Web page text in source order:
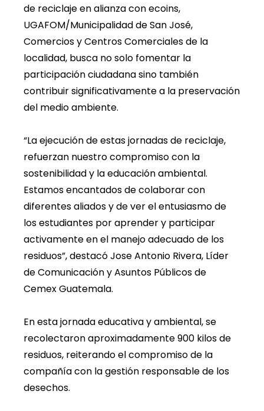
de reciclaje en alianza con ecoins,
UGAFOM/Municipalidad de San José,
Comercios y Centros Comerciales de la
localidad, busca no solo fomentar la
participación ciudadana sino también
contribuir significativamente a la preservación
del medio ambiente.
“La ejecución de estas jornadas de reciclaje,
refuerzan nuestro compromiso con la
sostenibilidad y la educación ambiental.
Estamos encantados de colaborar con
diferentes aliados y de ver el entusiasmo de
los estudiantes por aprender y participar
activamente en el manejo adecuado de los
residuos”, destacó Jose Antonio Rivera, Líder
de Comunicación y Asuntos Públicos de
Cemex Guatemala.
En esta jornada educativa y ambiental, se
recolectaron aproximadamente 900 kilos de
residuos, reiterando el compromiso de la
compañía con la gestión responsable de los
desechos.